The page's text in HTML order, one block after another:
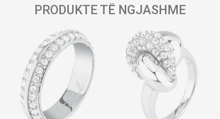
PRODUKTE TË NGJASHME